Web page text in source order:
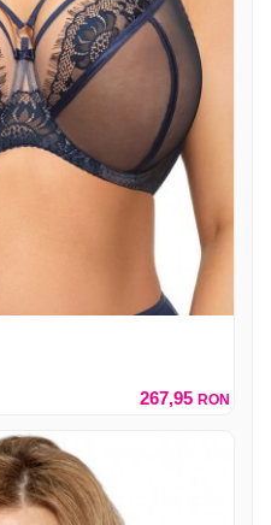
267,95 RON